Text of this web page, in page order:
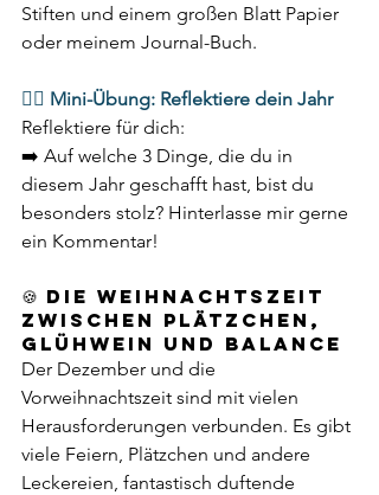
Stiften und einem großen Blatt Papier
oder meinem Journal-Buch.
🧘‍♀️ Mini-Übung: Reflektiere dein Jahr
Reflektiere für dich:
➡️ Auf welche 3 Dinge, die du in
diesem Jahr geschafft hast, bist du
besonders stolz? Hinterlasse mir gerne
ein Kommentar!
🍪 Die Weihnachtszeit
zwischen Plätzchen,
Glühwein und Balance
Der Dezember und die
Vorweihnachtszeit sind mit vielen
Herausforderungen verbunden. Es gibt
viele Feiern, Plätzchen und andere
Leckereien, fantastisch duftende